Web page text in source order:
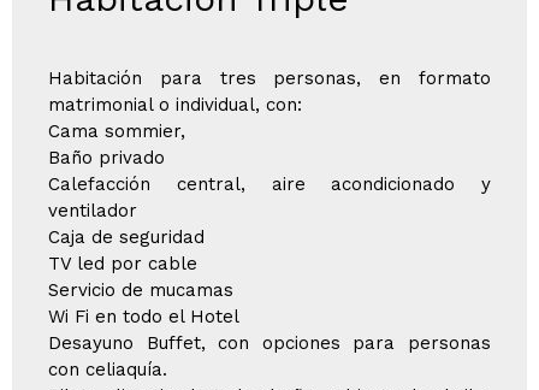
Habitación para tres personas, en formato
matrimonial o individual, con:
Cama sommier,
Baño privado
Calefacción central, aire acondicionado y
ventilador
Caja de seguridad
TV led por cable
Servicio de mucamas
Wi Fi en todo el Hotel
Desayuno Buffet, con opciones para personas
con celiaquía.